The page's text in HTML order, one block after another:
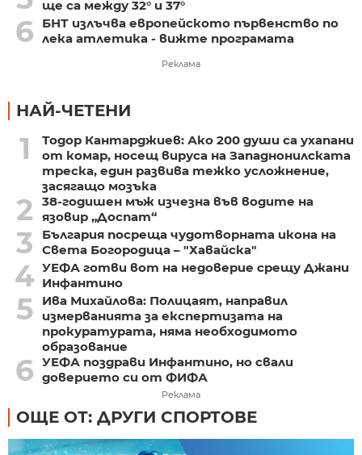
ще са между 32° и 37°
6
БНТ излъчва европейското първенство по
лека атлетика - вижте програмата
Реклама
НАЙ-ЧЕТЕНИ
1
Тодор Кантарджиев: Ако 200 души са ухапани
от комар, носещ вируса на Западнонилската
треска, един развива тежко усложнение,
засягащо мозъка
2
38-годишен мъж изчезна във водите на
язовир „Доспат“
3
България посреща чудотворната икона на
Света Богородица – "Хавайска"
4 УЕФА готви вот на недоверие срещу Джани
Инфантино
5
Ива Михайлова: Полицаят, направил
измерванията за експертизата на
прокуратурата, няма необходимото
образование
6 УЕФА поздрави Инфантино, но свали
доверието си от ФИФА
Реклама
ОЩЕ ОТ: ДРУГИ СПОРТОВЕ